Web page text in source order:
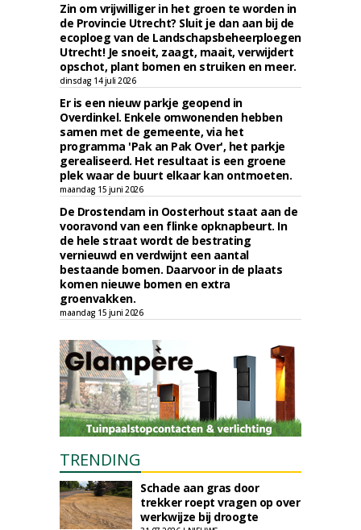
Zin om vrijwilliger in het groen te worden in
de Provincie Utrecht? Sluit je dan aan bij de
ecoploeg van de Landschapsbeheerploegen
Utrecht! Je snoeit, zaagt, maait, verwijdert
opschot, plant bomen en struiken en meer.
dinsdag 14 juli 2026
Er is een nieuw parkje geopend in
Overdinkel. Enkele omwonenden hebben
samen met de gemeente, via het
programma 'Pak an Pak Over', het parkje
gerealiseerd. Het resultaat is een groene
plek waar de buurt elkaar kan ontmoeten.
maandag 15 juni 2026
De Drostendam in Oosterhout staat aan de
vooravond van een flinke opknapbeurt. In
de hele straat wordt de bestrating
vernieuwd en verdwijnt een aantal
bestaande bomen. Daarvoor in de plaats
komen nieuwe bomen en extra
groenvakken.
maandag 15 juni 2026
TRENDING
Schade aan gras door
trekker roept vragen op over
werkwijze bij droogte